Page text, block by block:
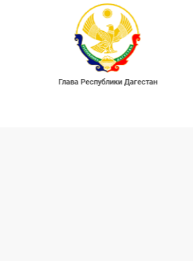
Глава Республики Дагестан